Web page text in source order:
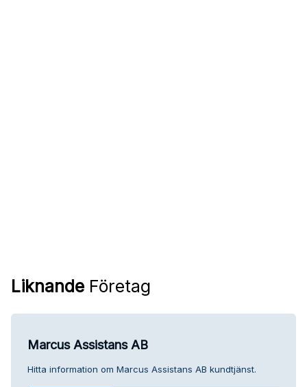
Liknande Företag
Marcus Assistans AB
Hitta information om Marcus Assistans AB kundtjänst.